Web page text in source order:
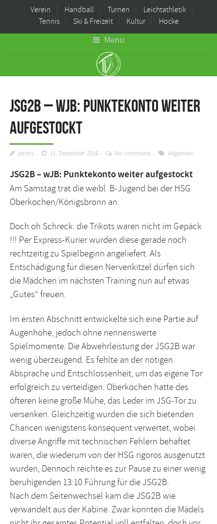
Verein Handball Turnen
Leichtathletik
Tennis
Ski & Freizeit Kultur Hocke
Menu
JSG2B – wJB: Punktekonto weiter
aufgestockt
jimmy 11. Dezember 2016 No comments Allgemein
JSG2B –wJB: Punktekonto weiter aufgestockt
Am Samstag trat die weibl. B-Jugend bei der HSG
Oberkochen/Königsbronn an.
Doch oh Schreck: die Trikots waren nicht im Gepäck
!!! Per Express-Kurier wurden diese gerade noch
rechtzeitig zu Spielbeginn angeliefert. Als
Entschädigung für diesen Nervenkitzel dürfen sich
die Mädchen im nächsten Training nun auf etwas
„Gutes“ freuen.
Im ersten Abschnitt entwickelte sich eine Partie auf
Augenhöhe, jedoch ohne nennenswerte
Spielmomente. Die Abwehrleistung der JSG2B war
wenig überzeugend. Es fehlte an der nötigen
Absprache und Entschlossenheit, um das eigene Tor
erfolgreich zu verteidigen. Oberkochen hatte des
öfteren keine große Mühe, das Leder im JSG-Tor zu
versenken. Gleichzeitig wurden die sich bietenden
Chancen wenigstens konsequent verwertet, wobei
diverse Angriffe mit technischen Fehlern behaftet
waren, die wiederum von der HSG rigoros ausgenutzt
wurden, Dennoch reichte es zur Pause zu einer wenig
beruhigenden 13:10 Führung für die JSG2B.
Nach dem Seitenwechsel kam die JSG2B wie
verwandelt aus der Kabine. Zwar konnten die Mädels